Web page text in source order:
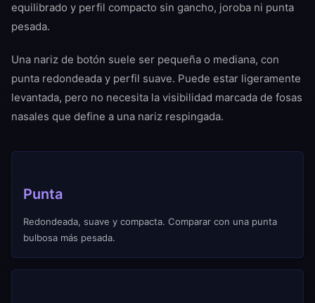
equilibrado y perfil compacto sin gancho, joroba ni punta
pesada.
Una nariz de botón suele ser pequeña o mediana, con
punta redondeada y perfil suave. Puede estar ligeramente
levantada, pero no necesita la visibilidad marcada de fosas
nasales que define a una nariz respingada.
Punta
Redondeada, suave y compacta. Comparar con una punta
bulbosa más pesada.